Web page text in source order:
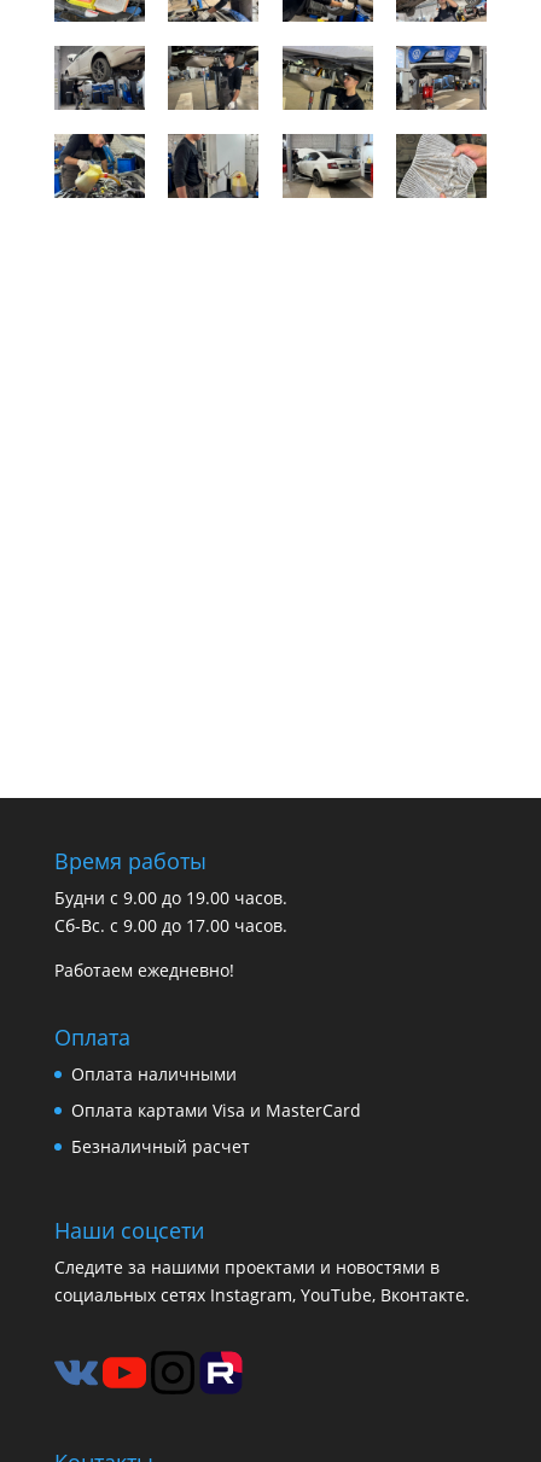
Время работы
Будни с 9.00 до 19.00 часов.
Сб-Вс. с 9.00 до 17.00 часов.
Работаем ежедневно!
Оплата
Оплата наличными
Оплата картами Visa и MasterCard
Безналичный расчет
Наши соцсети
Следите за нашими проектами и новостями в
социальных сетях Instagram, YouTube, Вконтакте.